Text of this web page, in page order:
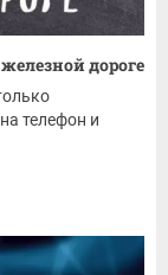
дороге
телефон и